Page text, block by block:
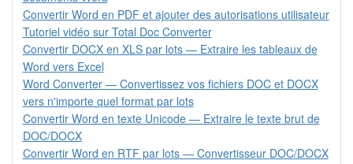
Convertir Word en PDF et ajouter des autorisations utilisateur
Tutoriel vidéo sur Total Doc Converter
Convertir DOCX en XLS par lots — Extraire les tableaux de
Word vers Excel
Word Converter — Convertissez vos fichiers DOC et DOCX
vers n'importe quel format par lots
Convertir Word en texte Unicode — Extraire le texte brut de
DOC/DOCX
Convertir Word en RTF par lots — Convertisseur DOC/DOCX